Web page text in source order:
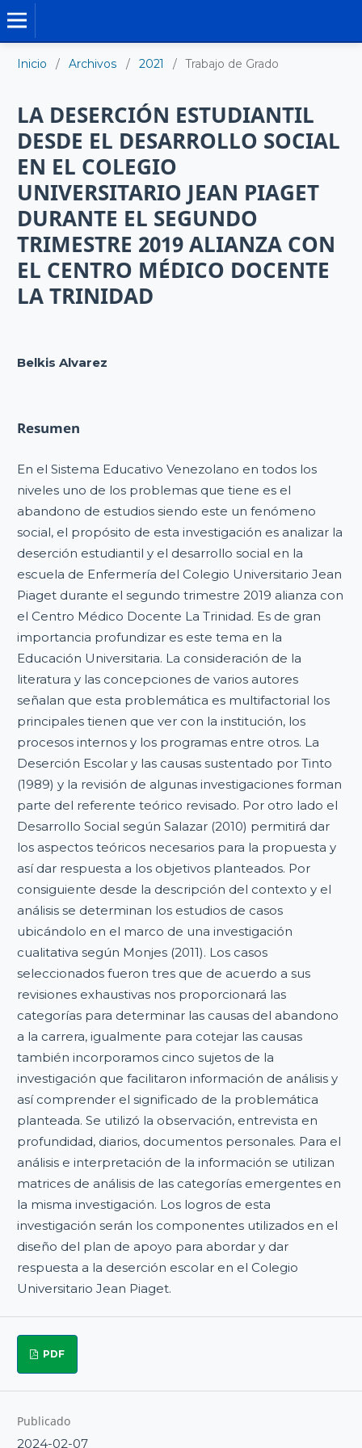
Inicio / Archivos / 2021 / Trabajo de Grado
LA DESERCIÓN ESTUDIANTIL
DESDE EL DESARROLLO SOCIAL
EN EL COLEGIO
UNIVERSITARIO JEAN PIAGET
DURANTE EL SEGUNDO
TRIMESTRE 2019 ALIANZA CON
EL CENTRO MÉDICO DOCENTE
LA TRINIDAD
Belkis Alvarez
Resumen
En el Sistema Educativo Venezolano en todos los
niveles uno de los problemas que tiene es el
abandono de estudios siendo este un fenómeno
social, el propósito de esta investigación es analizar la
deserción estudiantil y el desarrollo social en la
escuela de Enfermería del Colegio Universitario Jean
Piaget durante el segundo trimestre 2019 alianza con
el Centro Médico Docente La Trinidad. Es de gran
importancia profundizar es este tema en la
Educación Universitaria. La consideración de la
literatura y las concepciones de varios autores
señalan que esta problemática es multifactorial los
principales tienen que ver con la institución, los
procesos internos y los programas entre otros. La
Deserción Escolar y las causas sustentado por Tinto
(1989) y la revisión de algunas investigaciones forman
parte del referente teórico revisado. Por otro lado el
Desarrollo Social según Salazar (2010) permitirá dar
los aspectos teóricos necesarios para la propuesta y
así dar respuesta a los objetivos planteados. Por
consiguiente desde la descripción del contexto y el
análisis se determinan los estudios de casos
ubicándolo en el marco de una investigación
cualitativa según Monjes (2011). Los casos
seleccionados fueron tres que de acuerdo a sus
revisiones exhaustivas nos proporcionará las
categorías para determinar las causas del abandono
a la carrera, igualmente para cotejar las causas
también incorporamos cinco sujetos de la
investigación que facilitaron información de análisis y
así comprender el significado de la problemática
planteada. Se utilizó la observación, entrevista en
profundidad, diarios, documentos personales. Para el
análisis e interpretación de la información se utilizan
matrices de análisis de las categorías emergentes en
la misma investigación. Los logros de esta
investigación serán los componentes utilizados en el
diseño del plan de apoyo para abordar y dar
respuesta a la deserción escolar en el Colegio
Universitario Jean Piaget.
PDF
Publicado
2024-02-07